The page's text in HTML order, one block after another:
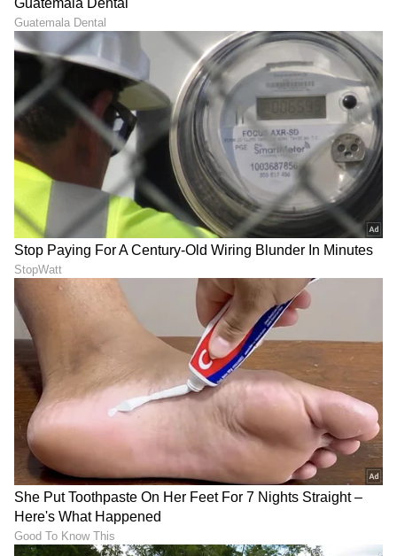
ಕಾರ್ಯಕ್ರಮಗಳು (
ಸುದ್ದಿಗಳು ಮತ್ತು ಇತ್ತೀಚಿನ ಸುದ್ದಿಗಳಿಗಾಗಿ ಏಷ್ಯಾನೆಟ್
ಸುವರ್ಣ ನ್ಯೂಸ್‌ನಲ್ಲಿ ಮನರಂಜನಾ ವಿಭಾಗ ನೋಡಿ.
ಸಿನಿಮಾ ವಿಮರ್ಶೆಗಳು ( Kannada Movies Review),
ತಾರೆಯರ ಸಂದರ್ಶನಗಳು, ಧಾರಾವಾಹಿ ಅಪ್‌ಡೇಟ್ಸ್‌,
ತೆರೆಮರೆಯ ಕಥೆಗಳು,OTT ರಿಲೀಸ್‌ಗಳ ಬಗ್ಗೆ
ಮಾಹಿತಿಯೂ ಇಲ್ಲಿದೆ.
DOWNLOAD APP
RECOMMENDED STORIES